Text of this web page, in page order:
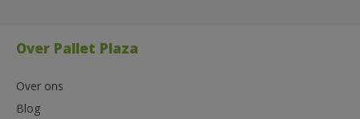
Over Pallet Plaza
Over ons
Blog